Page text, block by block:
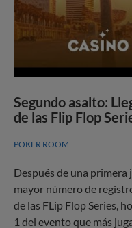
Segundo asalto:
de las Flip Flop
POKER ROOM
Después de una primera
mayor número de
de las FLip Flop Series,
1 del evento que más